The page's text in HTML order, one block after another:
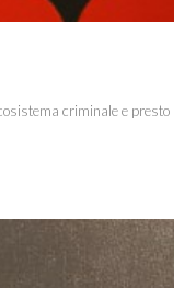
criminale e presto